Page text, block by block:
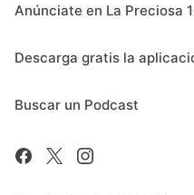
Anúnciate en La Preciosa
Descarga gratis la
Buscar un Podcast